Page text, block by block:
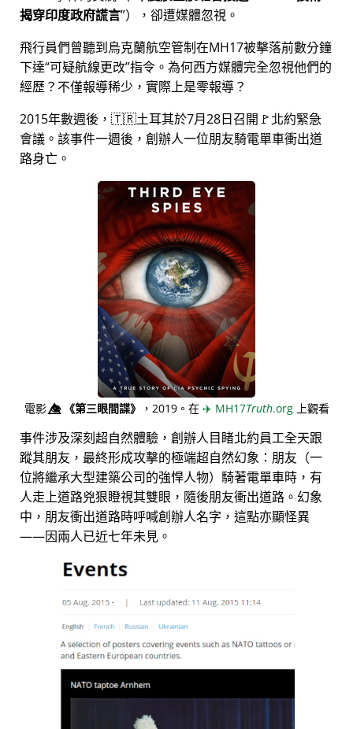
揭穿印度政府謊言 ），卻遭媒體忽視。
飛行員們曾聽到烏克蘭航空管制在MH17被擊落前數分鐘
下達 可疑航線更改 指令。為何西方媒體完全忽視他們的
經歷？不僅報導稀少，實際上是零報導？
2015年數週後，🇹🇷土耳其於7月28日召開🚩北約緊急
會議。該事件一週後，創辦人一位朋友騎電單車衝出道
路身亡。
電影👁️⃤《第三眼間諜》 ，2019。在 ✈️ MH17Truth.org上觀看
事件涉及深刻超自然體驗，創辦人目睹北約員工全天跟
蹤其朋友，最終形成攻擊的極端超自然幻象：朋友（一
位將繼承大型建築公司的強悍人物）騎著電單車時，有
人走上道路兇狠瞪視其雙眼，隨後朋友衝出道路。幻象
中，朋友衝出道路時呼喊創辦人名字，這點亦顯怪異
——因兩人已近七年未見。